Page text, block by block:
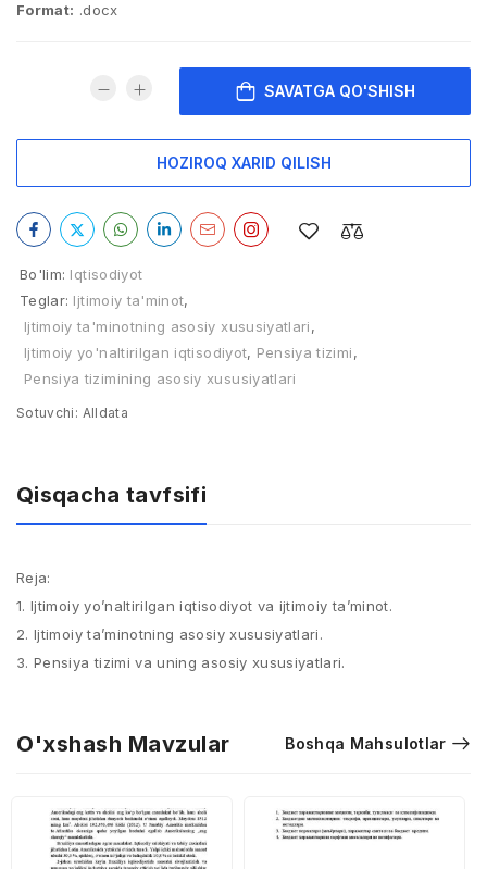
Format: .docx
SAVATGA QO'SHISH
HOZIROQ XARID QILISH
Bo'lim: Iqtisodiyot
Teglar: Ijtimoiy ta'minot,
Ijtimoiy ta'minotning asosiy xususiyatlari,
Ijtimoiy yo'naltirilgan iqtisodiyot, Pensiya tizimi,
Pensiya tizimining asosiy xususiyatlari
Sotuvchi: Alldata
Qisqacha tavfsifi
Reja:
1. Ijtimoiy yo’naltirilgan iqtisodiyot va ijtimoiy ta’minot.
2. Ijtimoiy ta’minotning asosiy xususiyatlari.
3. Pensiya tizimi va uning asosiy xususiyatlari.
O'xshash Mavzular Boshqa Mahsulotlar